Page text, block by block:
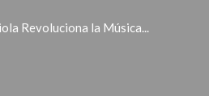
Revoluciona la Música...